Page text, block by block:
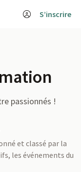
S’inscrire
passionnés !
et classé par la
les événements du